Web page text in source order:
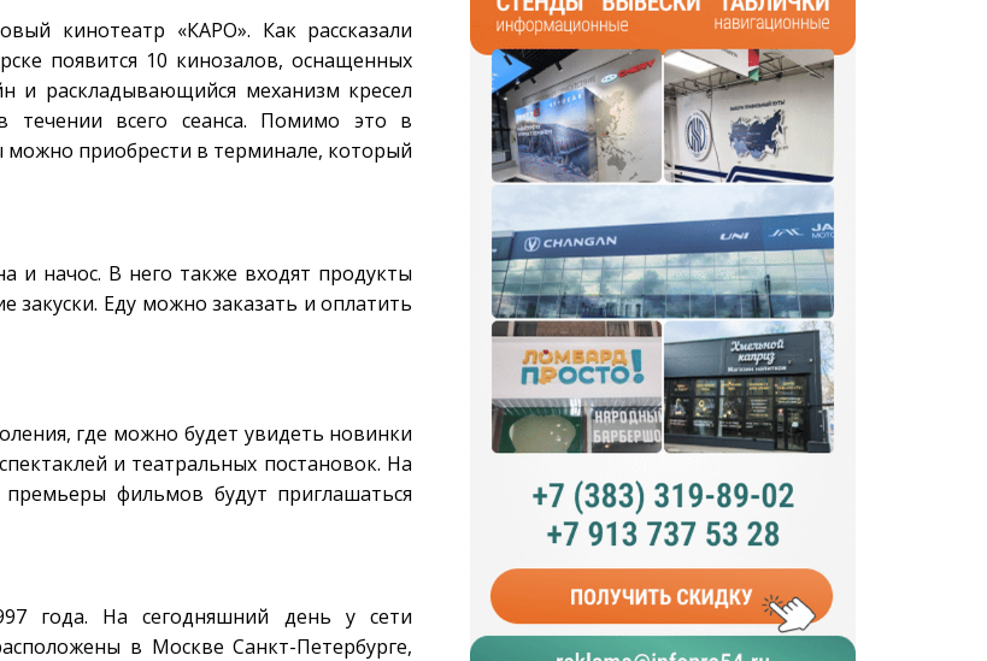
кинотеатр «КАРО». Как рассказали
появится 10 кинозалов, оснащенных
и раскладывающийся механизм кресел
течении всего сеанса. Помимо это в
можно приобрести в терминале, который
и начос. В него также входят продукты
закуски. Еду можно заказать и оплатить
где можно будет увидеть новинки
и театральных постановок. На
фильмов будут приглашаться
года. На сегодняшний день у сети
в Москве Санкт-Петербурге,